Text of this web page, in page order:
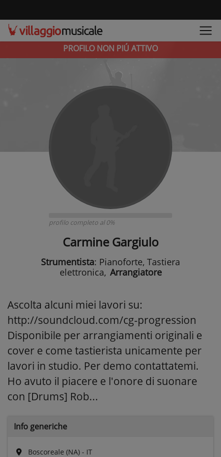
PROFILO NON PIÚ ATTIVO
profilo completo al 0%
Carmine Gargiulo
Strumentista: Pianoforte, Tastiera
elettronica, Arrangiatore
Ascolta alcuni miei lavori su:
http://soundcloud.com/cg-progression
Disponibile per arrangiamenti originali e
cover e come tastierista unicamente per
lavori in studio. Per demo contattatemi.
Ho avuto il piacere e l'onore di suonare
con [Drums] Rob...
Info generiche
Boscoreale (NA) - IT